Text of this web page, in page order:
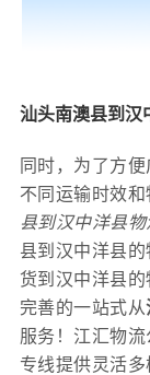
汕头南澳县到汉
同时，为了方
不同运输时效和
县到汉中洋县物
县到汉中洋县
货到汉中洋县
完善的一站式从
服务！江汇物
专线提供灵活